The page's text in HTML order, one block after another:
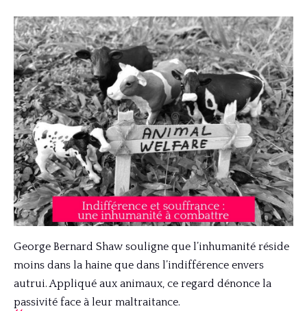
George Bernard Shaw souligne que l’inhumanité réside
moins dans la haine que dans l’indifférence envers
autrui. Appliqué aux animaux, ce regard dénonce la
passivité face à leur maltraitance.